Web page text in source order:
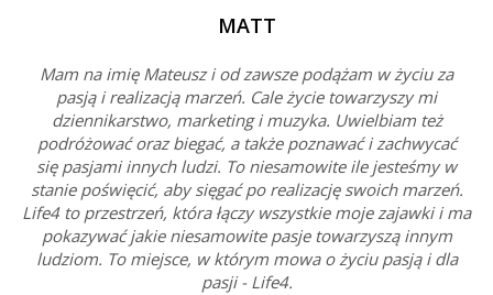
MATT
Mam na imię Mateusz i od zawsze podążam w życiu za
pasją i realizacją marzeń. Cale życie towarzyszy mi
dziennikarstwo, marketing i muzyka. Uwielbiam też
podróżować oraz biegać, a także poznawać i zachwycać
się pasjami innych ludzi. To niesamowite ile jesteśmy w
stanie poświęcić, aby sięgać po realizację swoich marzeń.
Life4 to przestrzeń, która łączy wszystkie moje zajawki i ma
pokazywać jakie niesamowite pasje towarzyszą innym
ludziom. To miejsce, w którym mowa o życiu pasją i dla
pasji - Life4.